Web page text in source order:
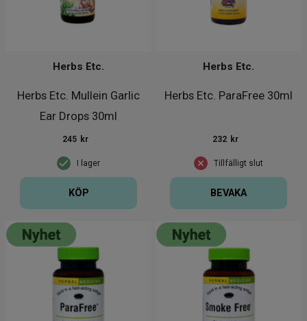
Herbs Etc. Mullein Garlic
Ear Drops 30ml
Herbs Etc.
I lager
245 kr
KÖP
Herbs Etc. ParaFree 30ml
Herbs Etc.
Tillfälligt slut
232 kr
BEVAKA